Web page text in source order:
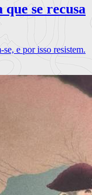
se recusa
e por isso resistem.